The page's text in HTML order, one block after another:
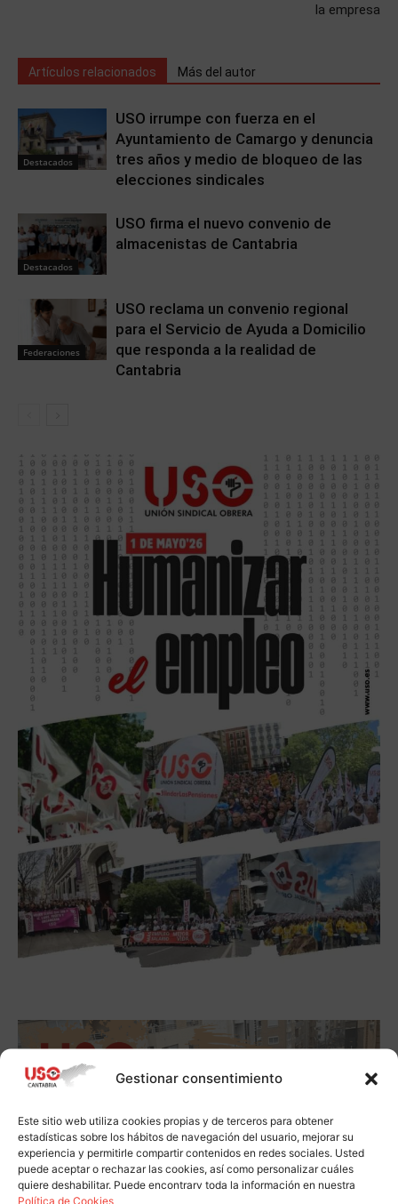
Gestionar consentimiento
Este sitio web utiliza cookies propias y de terceros para obtener
estadísticas sobre los hábitos de navegación del usuario, mejorar su
experiencia y permitirle compartir contenidos en redes sociales. Usted
puede aceptar o rechazar las cookies, así como personalizar cuáles
quiere deshabilitar. Puede encontrarv toda la información en nuestra
Política de Cookies
la empresa
Artículos relacionados Más del autor
Destacados
USO irrumpe con fuerza en el
Ayuntamiento de Camargo y denuncia
tres años y medio de bloqueo de las
elecciones sindicales
Destacados
USO firma el nuevo convenio de
almacenistas de Cantabria
Federaciones
USO reclama un convenio regional
para el Servicio de Ayuda a Domicilio
que responda a la realidad de
Cantabria